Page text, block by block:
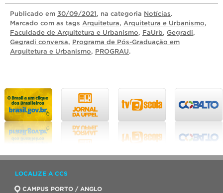
Publicado em 30/09/2021, na categoria Notícias.
Marcado com as tags Arquitetura, Arquitetura e Urbanismo,
Faculdade de Arquitetura e Urbanismo, FaUrb, Gegradi,
Gegradi conversa, Programa de Pós-Graduação em
Arquitetura e Urbanismo, PROGRAU.
LOCALIZE A CCS
CAMPUS PORTO / ANGLO